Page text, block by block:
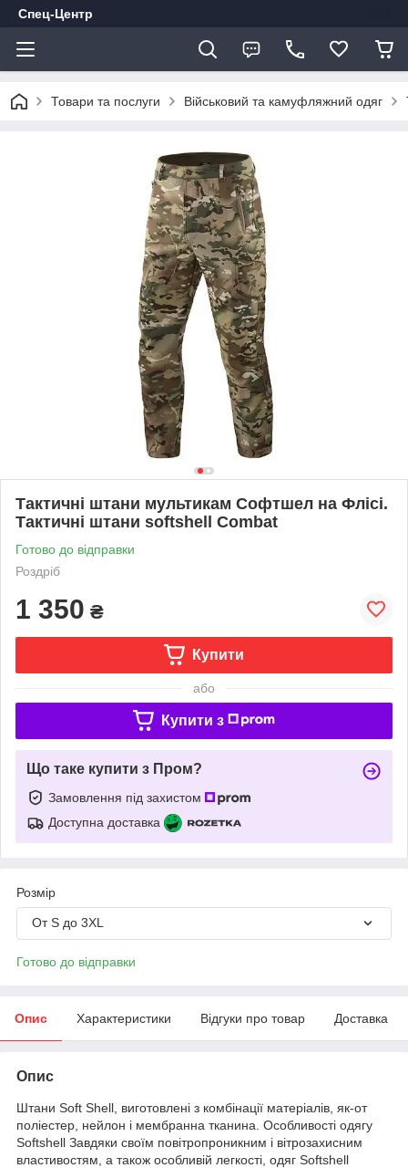
Спец-Центр
Товари та послуги Військовий та камуфляжний одяг
Тактичні штани мультикам Софтшел на Флісі.
Тактичні штани softshell Combat
Готово до відправки
Роздріб
1 350 ₴
Купити
або
Купити з
Що таке купити з Пром?
Замовлення під захистом
Доступна доставка
Розмір
От S до 3XL
Готово до відправки
Опис Характеристики Відгуки про товар Доставка
Опис
Штани Soft Shell, виготовлені з комбінації матеріалів, як-от
поліестер, нейлон і мембранна тканина. Особливості одягу
Softshell Завдяки своїм повітропроникним і вітрозахисним
властивостям, а також особливій легкості, одяг Softshell